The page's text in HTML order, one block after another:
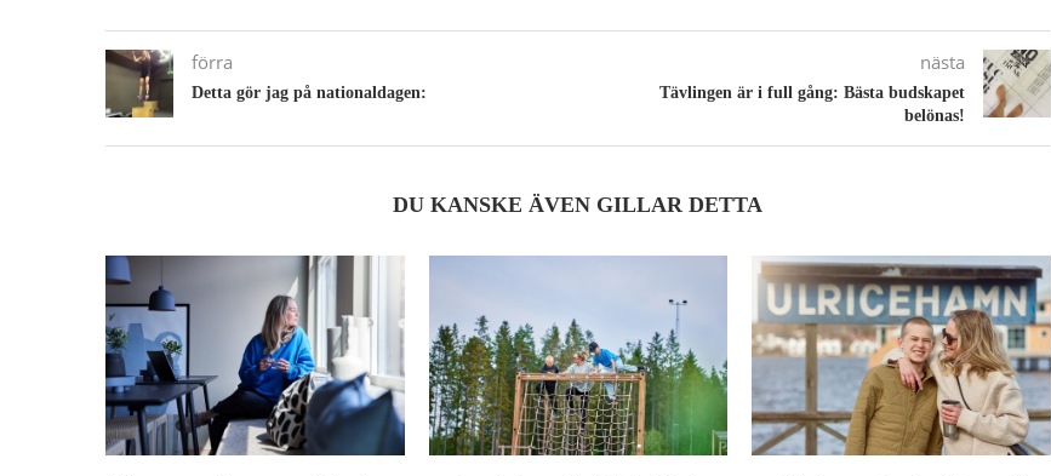
förra
Detta gör jag på nationaldagen:
nästa
Tävlingen är i full gång: Bästa budskapet
belönas!
DU KANSKE ÄVEN GILLAR DETTA